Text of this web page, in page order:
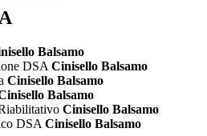
Balsamo
DSA Cinisello Balsamo
Cinisello Balsamo
Balsamo
Cinisello Balsamo
DSA Cinisello Balsamo